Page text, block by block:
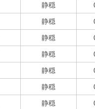
静穏
静穏
静穏
静穏
静穏
静穏
静穏